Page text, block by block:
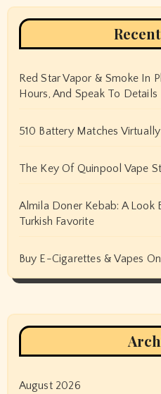
Red Star Vapor & Smoke In
Hours, And Speak To Details
510 Battery Matches
The Key Of Quinpool Vape
Almila Doner Kebab: A Look
Turkish Favorite
Buy E-Cigarettes & Vapes
August 2026